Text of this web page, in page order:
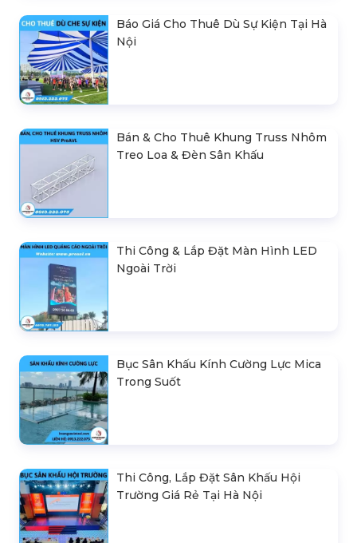
Báo Giá Cho Thuê Dù Sự Kiện Tại Hà
Nội
Bán & Cho Thuê Khung Truss Nhôm
Treo Loa & Đèn Sân Khấu
Thi Công & Lắp Đặt Màn Hình LED
Ngoài Trời
Bục Sân Khấu Kính Cường Lực Mica
Trong Suốt
Thi Công, Lắp Đặt Sân Khấu Hội
Trường Giá Rẻ Tại Hà Nội